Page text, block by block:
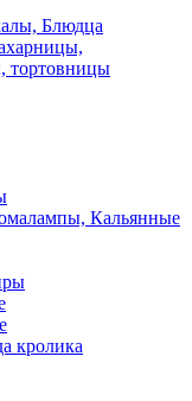
Блюдца
тортовницы
Кальянные
кролика